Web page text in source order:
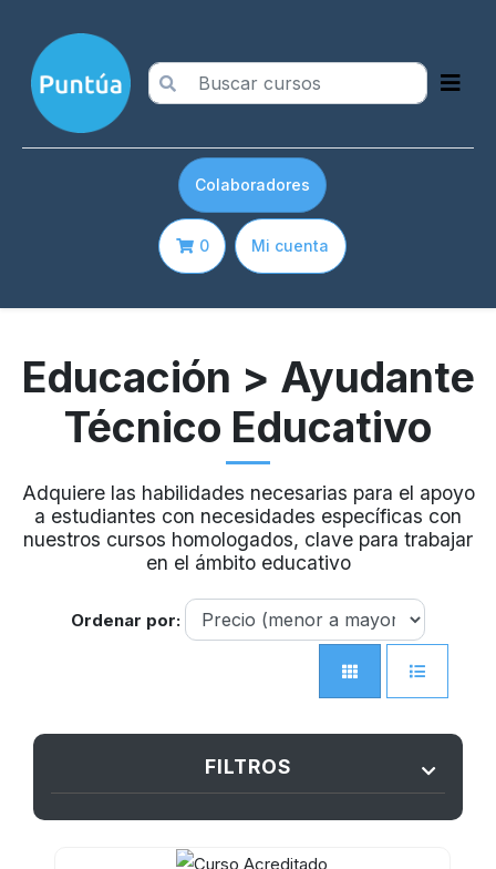
Colaboradores
0 Mi cuenta
Educación > Ayudante
Técnico Educativo
Adquiere las habilidades necesarias para el apoyo
a estudiantes con necesidades específicas con
nuestros cursos homologados, clave para trabajar
en el ámbito educativo
Ordenar por:
FILTROS